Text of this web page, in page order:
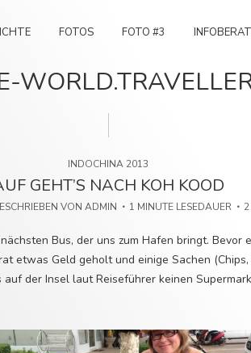
FOTOS FOTO #3
INDOCHINA 2013
GEHT’S NACH KOH KOOD
VON ADMIN 1 MINUTE LESEDAUER
Bus, der uns zum Hafen bringt. Bevor
etwas Geld geholt und einige Sachen (Chips,
der Insel laut Reiseführer keinen